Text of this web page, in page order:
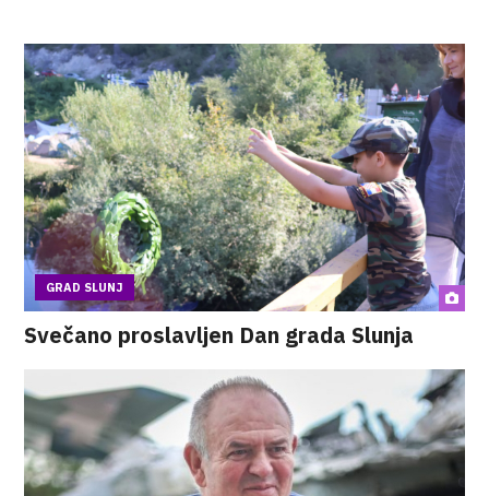
GRAD SLUNJ
Svečano proslavljen Dan grada Slunja